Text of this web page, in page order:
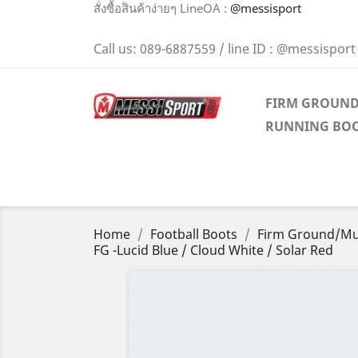
สั่งซื้อสินค้าง่ายๆ LineOA : @messisport
Call us: 089-6887559 / line ID : @messisport
FIRM
RUNNING
Home Football Boots
Firm Ground/
FG -Lucid Blue / Cloud White / Solar Red